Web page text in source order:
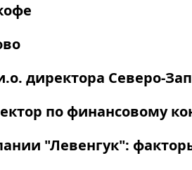
директора Северо-
по финансовому
"Левенгук":